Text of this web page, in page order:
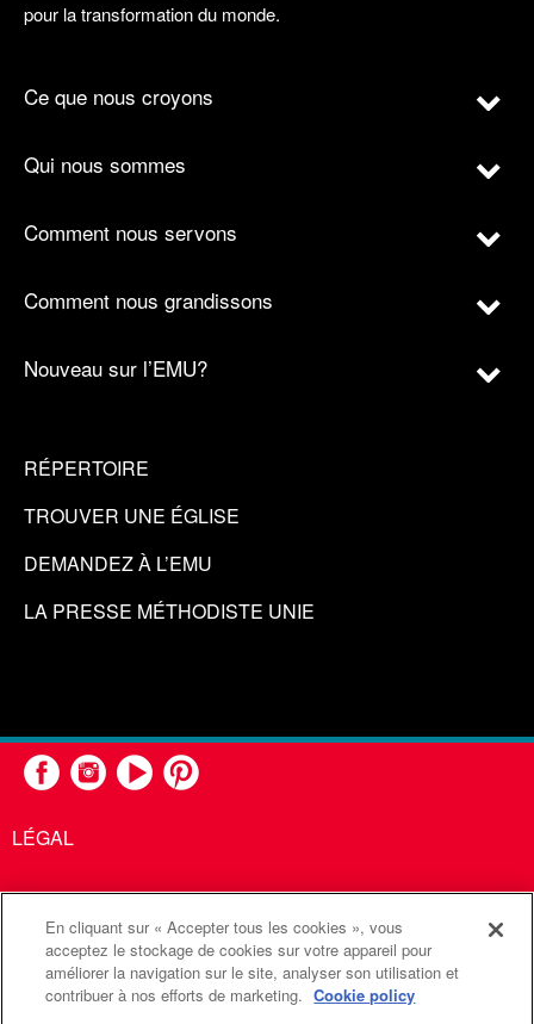
pour la transformation du monde.
Ce que nous croyons
Qui nous sommes
Comment nous servons
Comment nous grandissons
Nouveau sur l’EMU?
RÉPERTOIRE
TROUVER UNE ÉGLISE
DEMANDEZ À L’EMU
LA PRESSE MÉTHODISTE UNIE
LÉGAL
United Methodist Communications est une agence de l'Église
Méthodiste Unie
Communications Méthodistes Unies. Tous droits
En cliquant sur « Accepter tous les cookies », vous
acceptez le stockage de cookies sur votre appareil pour
améliorer la navigation sur le site, analyser son utilisation et
contribuer à nos efforts de marketing. Cookie policy